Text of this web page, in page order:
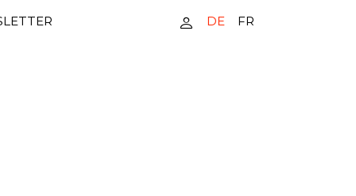
DE FR